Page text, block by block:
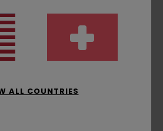
Brust und Rücken auf
Produkts kann je nach
100 % Bio-Baumwolle
ALL COUNTRIES